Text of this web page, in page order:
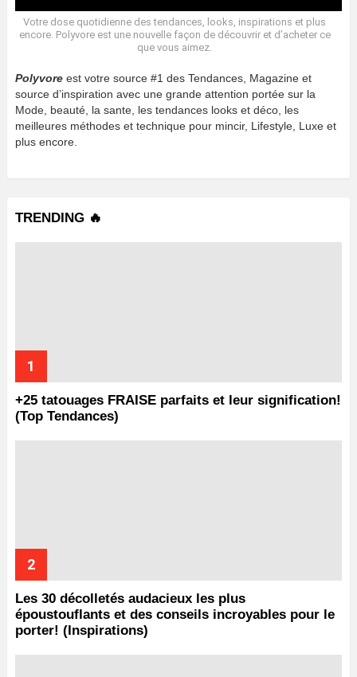
Votre dose quotidienne des tendances, looks, inspirations et plus
encore. Polyvore est une nouvelle façon de découvrir et d’acheter ce
que vous aimez.
Polyvore est votre source #1 des Tendances, Magazine et
source d’inspiration avec une grande attention portée sur la
Mode, beauté, la sante, les tendances looks et déco, les
meilleures méthodes et technique pour mincir, Lifestyle, Luxe et
plus encore.
TRENDING 🔥
+25 tatouages ​​FRAISE parfaits et leur signification!
(Top Tendances)
Les 30 décolletés audacieux les plus
époustouflants et des conseils incroyables pour le
porter! (Inspirations)